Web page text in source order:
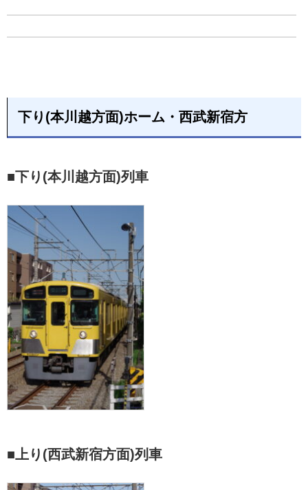
下り(本川越方面)ホーム・西武新宿方
■下り(本川越方面)列車
■上り(西武新宿方面)列車